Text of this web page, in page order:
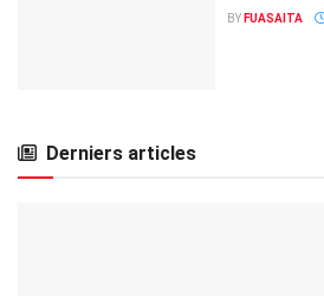
BY FUASAITA
Derniers articles